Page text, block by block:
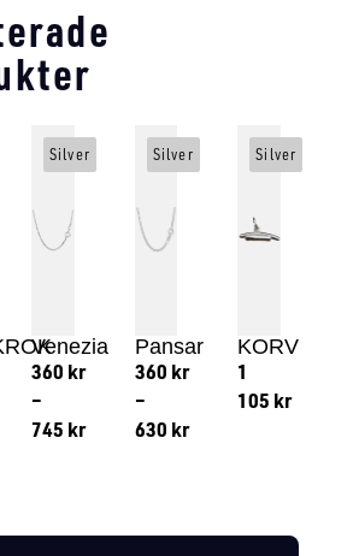
Venezia
360 kr
–
745 kr
Silver
Pansar
360 kr
–
630 kr
Silver
KORV
1
105 kr
Silver